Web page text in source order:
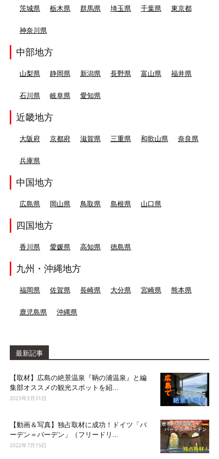
茨城県 栃木県 群馬県 埼玉県 千葉県 東京都
神奈川県
中部地方
山梨県 静岡県 新潟県 長野県 富山県 福井県
石川県 岐阜県 愛知県
近畿地方
大阪府 京都府 滋賀県 三重県 和歌山県 奈良県
兵庫県
中国地方
広島県 岡山県 鳥取県 島根県 山口県
四国地方
香川県 愛媛県 高知県 徳島県
九州・沖縄地方
福岡県 佐賀県 長崎県 大分県 宮崎県 熊本県
鹿児島県 沖縄県
最新記事
【取材】広島の絶景温泉『鞆の浦温泉』と編
集部オススメの観光スポットを紹...
2023年3月31日
【動画＆写真】独占取材に成功！ドイツ「バ
ーデン＝バーデン」（フリードリ...
2022年7月15日